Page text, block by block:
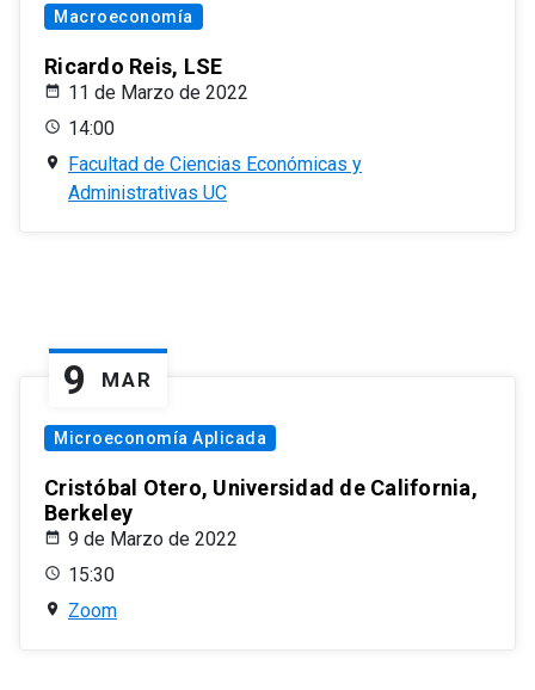
Macroeconomía
Ricardo Reis, LSE
11 de Marzo de 2022
14:00
Facultad de Ciencias Económicas y
Administrativas UC
9 MAR
Microeconomía Aplicada
Cristóbal Otero, Universidad de California,
Berkeley
9 de Marzo de 2022
15:30
Zoom